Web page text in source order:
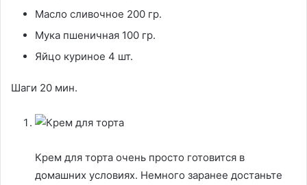
Масло сливочное 200 гр.
Мука пшеничная 100 гр.
Яйцо куриное 4 шт.
Шаги 20 мин.
Крем для торта очень просто готовится в
домашних условиях. Немного заранее достаньте